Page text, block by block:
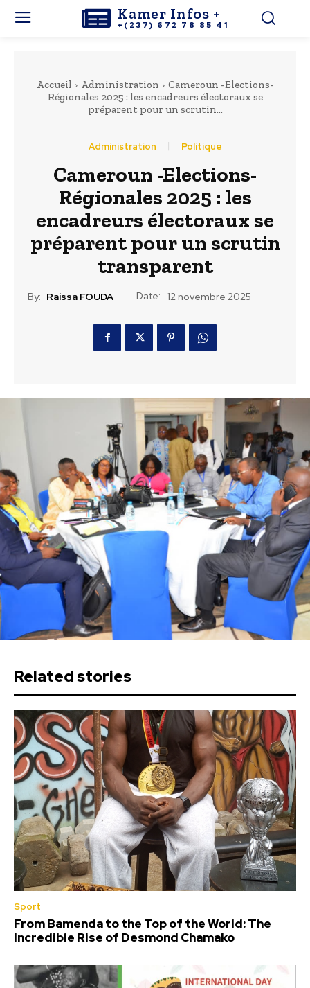
Kamer Infos +
+(237) 672 78 85 41
Accueil Administration
Cameroun -Elections-
Régionales 2025 : les encadreurs électoraux se
préparent pour un scrutin...
Administration Politique
Cameroun -Elections-
Régionales 2025 : les
encadreurs électoraux se
préparent pour un scrutin
transparent
By: Raissa FOUDA Date: 12 novembre 2025
Related stories
Sport
From Bamenda to the Top of the World: The
Incredible Rise of Desmond Chamako